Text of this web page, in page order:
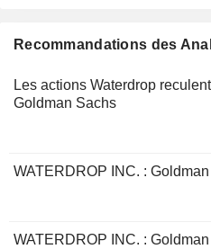
Recommandations des
Les actions Waterdrop
Goldman Sachs
WATERDROP INC. :
WATERDROP INC. :